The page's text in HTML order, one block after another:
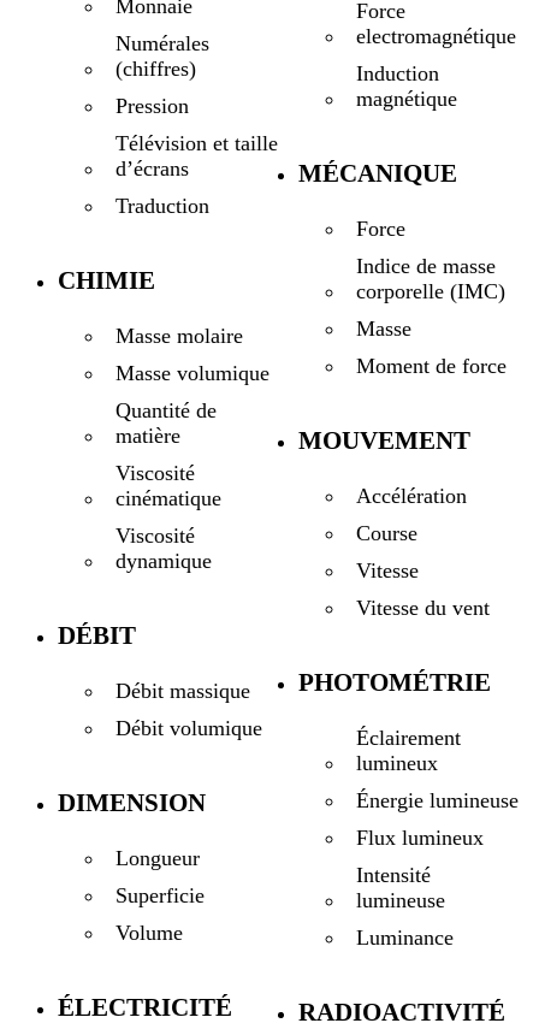
Monnaie
Numérales
(chiffres)
Pression
Télévision et taille
d’écrans
Traduction
CHIMIE
Masse molaire
Masse volumique
Quantité de
matière
Viscosité
cinématique
Viscosité
dynamique
DÉBIT
Débit massique
Débit volumique
DIMENSION
Longueur
Superficie
Volume
ÉLECTRICITÉ
Force
electromagnétique
Induction
magnétique
MÉCANIQUE
Force
Indice de masse
corporelle (IMC)
Masse
Moment de force
MOUVEMENT
Accélération
Course
Vitesse
Vitesse du vent
PHOTOMÉTRIE
Éclairement
lumineux
Énergie lumineuse
Flux lumineux
Intensité
lumineuse
Luminance
RADIOACTIVITÉ